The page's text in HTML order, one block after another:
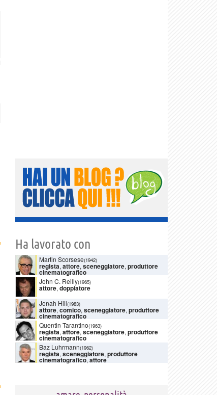
Ha lavorato con
Martin Scorsese(1942)
regista, attore, sceneggiatore, produttore
cinematografico
John C. Reilly(1965)
attore, doppiatore
Jonah Hill(1983)
attore, comico, sceneggiatore, produttore
cinematografico
Quentin Tarantino(1963)
regista, attore, sceneggiatore, produttore
cinematografico
Baz Luhrmann(1962)
regista, sceneggiatore, produttore
cinematografico, attore